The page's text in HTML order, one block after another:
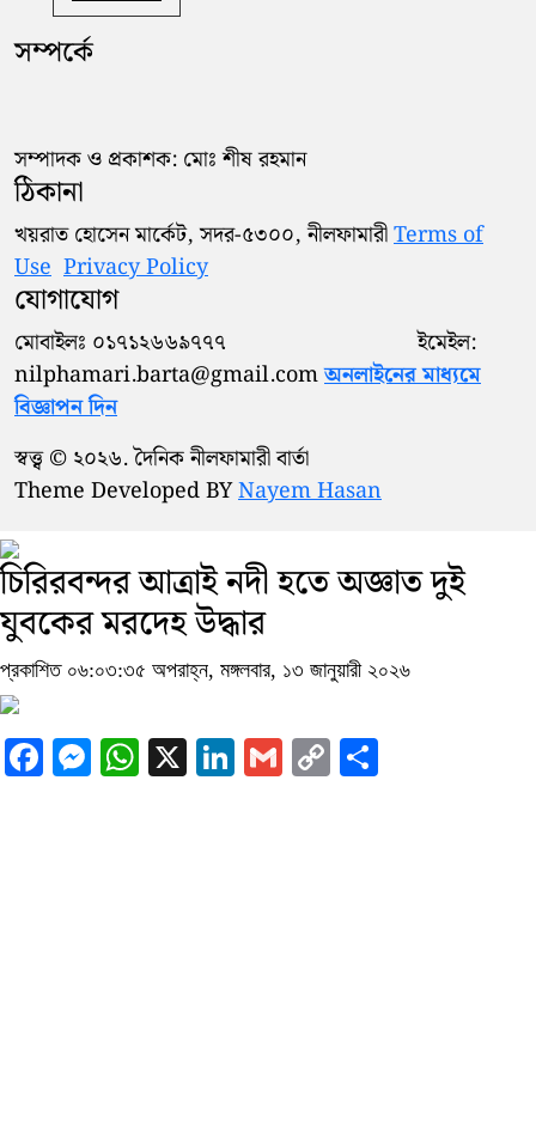
সম্পর্কে
সম্পাদক ও প্রকাশক: মোঃ শীষ রহমান
ঠিকানা
খয়রাত হোসেন মার্কেট, সদর-৫৩০০, নীলফামারীTerms of
Use Privacy Policy
যোগাযোগ
মোবাইলঃ ০১৭১২৬৬৯৭৭৭ ইমেইল:
nilphamari.barta@gmail.comঅনলাইনের মাধ্যমে
বিজ্ঞাপন দিন
স্বত্ত্ব © ২০২৬. দৈনিক নীলফামারী বার্তা
Theme Developed BYNayem Hasan
চিরিরবন্দর আত্রাই নদী হতে অজ্ঞাত দুই
যুবকের মরদেহ উদ্ধার
প্রকাশিত ০৬:০৩:৩৫ অপরাহ্ন, মঙ্গলবার, ১৩ জানুয়ারী ২০২৬
Facebook
Messenger
WhatsApp
X LinkedIn
GmailCopy